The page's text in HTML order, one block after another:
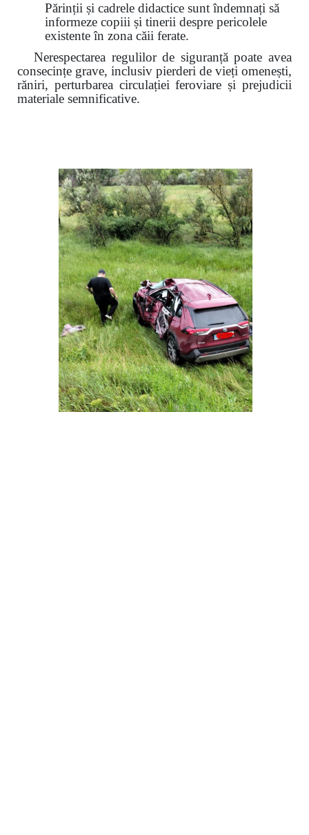
Părinții și cadrele didactice sunt îndemnați să
informeze copiii și tinerii despre pericolele
existente în zona căii ferate.
Nerespectarea regulilor de siguranță poate avea
consecințe grave, inclusiv pierderi de vieți omenești,
răniri, perturbarea circulației feroviare și prejudicii
materiale semnificative.